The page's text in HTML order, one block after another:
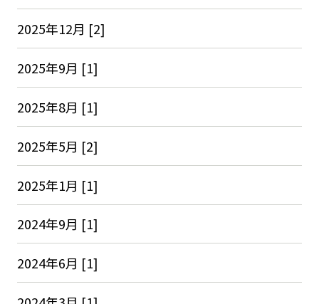
2025年12月 [2]
2025年9月 [1]
2025年8月 [1]
2025年5月 [2]
2025年1月 [1]
2024年9月 [1]
2024年6月 [1]